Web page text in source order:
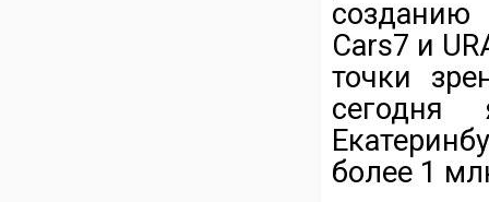
Cars7 и
точки
сегодня
более 1